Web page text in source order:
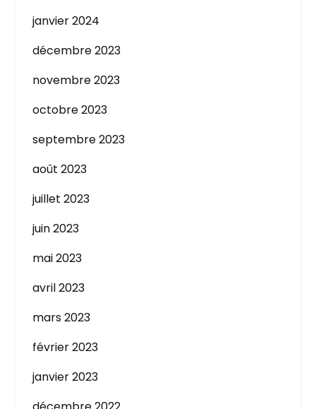
janvier 2024
décembre 2023
novembre 2023
octobre 2023
septembre 2023
août 2023
juillet 2023
juin 2023
mai 2023
avril 2023
mars 2023
février 2023
janvier 2023